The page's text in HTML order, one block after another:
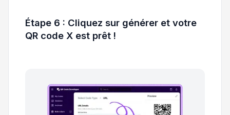
Étape 6 : Cliquez sur générer et votre
QR code X est prêt !